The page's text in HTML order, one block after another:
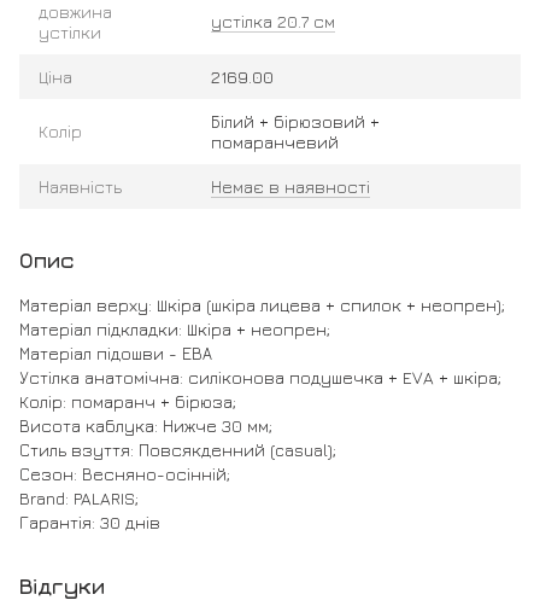
довжина
устілки
устілка 20.7 см
Ціна 2169.00
Колір
Білий + бірюзовий +
помаранчевий
Наявність Немає в наявності
Опис
Матеріал верху: Шкіра (шкіра лицева + спилок + неопрен);
Матеріал підкладки: Шкіра + неопрен;
Матеріал підошви - ЕВА
Устілка анатомічна: силіконова подушечка + EVA + шкіра;
Колір: помаранч + бірюза;
Висота каблука: Нижче 30 мм;
Стиль взуття: Повсякденний (casual);
Сезон: Весняно-осінній;
Brand: PALARIS;
Гарантія: 30 днів
Відгуки